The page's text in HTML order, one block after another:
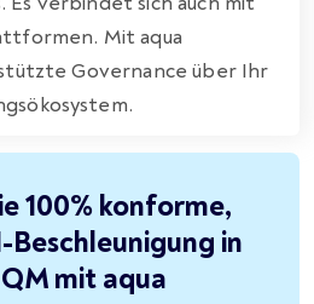
Mit aqua
Governance über Ihr
100% konforme,
in
mit aqua